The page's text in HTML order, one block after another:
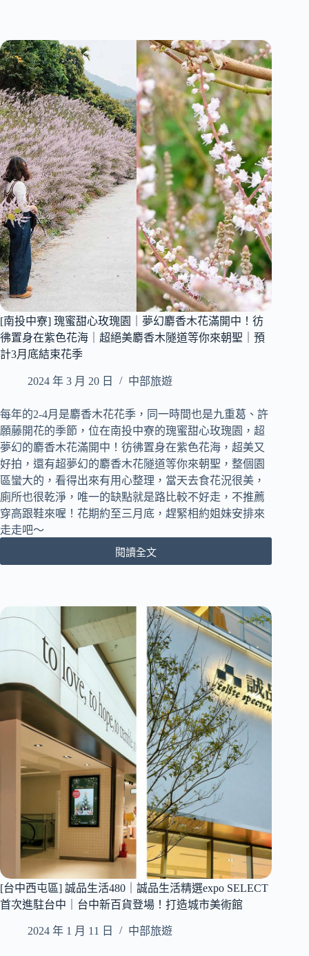
大
型
街
邊
店！
尚
厚
里．
禮
民
合
作
社
｜
首
間
台
式
文
創
燙
布
貼
｜
獨
家
家
作
刺
繡
貼、
燙
畫
貼
｜
注
燙
貼！
[南投中寮] 瑰蜜甜心玫瑰園｜夢幻麝香木花滿開中！彷
彿置身在紫色花海｜超絕美麝香木隧道等你來朝聖｜預
計3月底結束花季
2024 年 3 月 20 日 中部旅遊
每年的2-4月是麝香木花花季，同一時間也是九重葛、許
願藤開花的季節，位在南投中寮的瑰蜜甜心玫瑰園，超
夢幻的麝香木花滿開中！彷彿置身在紫色花海，超美又
好拍，還有超夢幻的麝香木花隧道等你來朝聖，整個園
區蠻大的，看得出來有用心整理，當天去食花況很美，
廁所也很乾淨，唯一的缺點就是路比較不好走，不推薦
穿高跟鞋來喔！花期約至三月底，趕緊相約姐妹安排來
走走吧～
閱讀全文
[南
瑰
心
玫
園
｜
幻
麝
香
木
花
滿
中！
彷
彿
置
身
紫
[台中西屯區] 誠品生活480｜誠品生活精選expo SELECT
首次進駐台中｜台中新百貨登場！打造城市美術館
2024 年 1 月 11 日 中部旅遊